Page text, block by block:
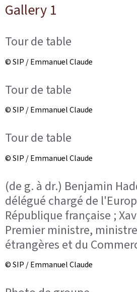
Gallery 1
Tour de table
© SIP / Emmanuel Claude
Tour de table
© SIP / Emmanuel Claude
Tour de table
© SIP / Emmanuel Claude
(de g. à dr.) Benjamin
délégué chargé de
République française ;
Premier ministre,
étrangères et du
© SIP / Emmanuel Claude